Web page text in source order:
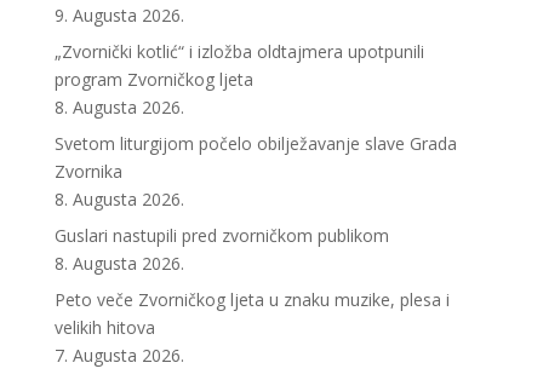
9. Augusta 2026.
„Zvornički kotlić“ i izložba oldtajmera upotpunili
program Zvorničkog ljeta
8. Augusta 2026.
Svetom liturgijom počelo obilježavanje slave Grada
Zvornika
8. Augusta 2026.
Guslari nastupili pred zvorničkom publikom
8. Augusta 2026.
Peto veče Zvorničkog ljeta u znaku muzike, plesa i
velikih hitova
7. Augusta 2026.